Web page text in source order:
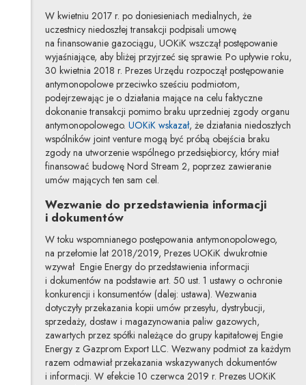
W kwietniu 2017 r. po doniesieniach medialnych, że
uczestnicy niedoszłej transakcji podpisali umowę
na finansowanie gazociągu, UOKiK wszczął postępowanie
wyjaśniające, aby bliżej przyjrzeć się sprawie. Po upływie roku,
30 kwietnia 2018 r. Prezes Urzędu rozpoczął postępowanie
antymonopolowe przeciwko sześciu podmiotom,
podejrzewając je o działania mające na celu faktyczne
dokonanie transakcji pomimo braku uprzedniej zgody organu
antymonopolowego. UOKiK wskazałUwaga, link zostanie otwarty
, że działania niedoszłych
wspólników joint venture mogą być próbą obejścia braku
zgody na utworzenie wspólnego przedsiębiorcy, który miał
finansować budowę Nord Stream 2, poprzez zawieranie
umów mających ten sam cel.
Wezwanie do przedstawienia informacji
i dokumentów
W toku wspomnianego postępowania antymonopolowego,
na przełomie lat 2018/2019, Prezes UOKiK dwukrotnie
wzywał Engie Energy do przedstawienia informacji
i dokumentów na podstawie art. 50 ust. 1 ustawy o ochronie
konkurencji i konsumentów (dalej: ustawa). Wezwania
dotyczyły przekazania kopii umów przesyłu, dystrybucji,
sprzedaży, dostaw i magazynowania paliw gazowych,
zawartych przez spółki należące do grupy kapitałowej Engie
Energy z Gazprom Export LLC. Wezwany podmiot za każdym
razem odmawiał przekazania wskazywanych dokumentów
i informacji. W efekcie 10 czerwca 2019 r. Prezes UOKiK